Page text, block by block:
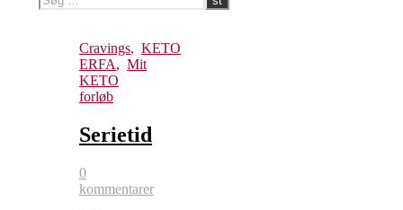
Cravings, KETO
ERFA, Mit
KETO
forløb
Serietid
0
kommentarer